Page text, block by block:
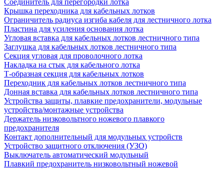
Соединитель для перегородки лотка
Крышка переходника для кабельных лотков
Ограничитель радиуса изгиба кабеля для лестничного лотка
Пластина для усиления основания лотка
Угловая вставка для кабельных лотков лестничного типа
Заглушка для кабельных лотков лестничного типа
Секция угловая для проволочного лотка
Накладка на стык для кабельного лотка
Т-образная секция для кабельных лотков
Переходник для кабельных лотков лестничного типа
Донная вставка для кабельных лотков лестничного типа
Устройства защиты, плавкие предохранители, модульные
устройства/монтажные устройства
Держатель низковольтного ножевого плавкого
предохранителя
Контакт дополнительный для модульных устройств
Устройство защитного отключения (УЗО)
Выключатель автоматический модульный
Плавкий предохранитель низковольтный ножевой